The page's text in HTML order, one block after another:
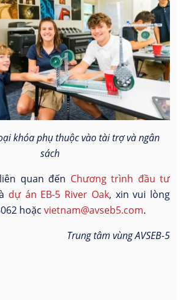
khóa phụ thuộc vào tài trợ và ngân
sách
quan đến Chương trình đầu tư
dự án EB-5 River Oak, xin vui lòng
hoặc vietnam@avseb5.com.
Trung tâm vùng AVSEB-5